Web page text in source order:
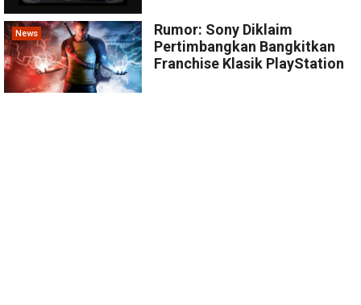
News
Rumor: Sony Diklaim
Pertimbangkan Bangkitkan
Franchise Klasik PlayStation